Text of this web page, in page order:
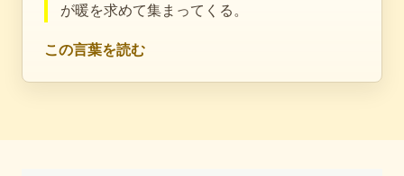
が暖を求めて集まってくる。
この言葉を読む